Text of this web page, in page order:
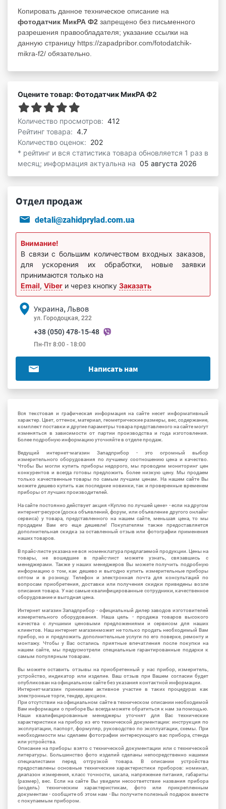
Копировать данное техническое описание на
фотодатчик МикРА Ф2 запрещено без письменного
разрешения правообладателя; указание ссылки на
данную страницу https://zapadpribor.com/fotodatchik-
mikra-f2/ обязательно.
Оцените товар: Фотодатчик МикРА Ф2
Количество просмотров: 412
Рейтинг товара: 4.7
Количество оценок: 202
* рейтинг и вся статистика товара обновляется 1 раз в
месяц; информация актуальна на 05 августа 2026
Отдел продаж
detali@zahidprylad.com.ua
Внимание!
В связи с большим количеством входных заказов,
для ускорения их обработки, новые заявки
принимаются только на
Email, Viber и через кнопку Заказать
Украина, Львов
ул. Городоцкая, 222
+38 (050) 478-15-48
Пн-Пт 8:00 - 18:00
Написать нам
Вся текстовая и графическая информация на сайте несет информативный
характер. Цвет, оттенок, материал, геометрические размеры, вес, содержание,
комплект поставки и другие параметры товара представленого на сайте могут
изменяться в зависимости от партии производства и года изготовления.
Более подробную информацию уточняйте в отделе продаж.
Ведущий интернет-магазин Западприбор - это огромный выбор
измерительного оборудования по лучшему соотношению цена и качество.
Чтобы Вы могли купить приборы недорого, мы проводим мониторинг цен
конкурентов и всегда готовы предложить более низкую цену. Мы продаем
только качественные товары по самым лучшим ценам. На нашем сайте Вы
можете дешево купить как последние новинки, так и проверенные временем
приборы от лучших производителей.
На сайте постоянно действует акция «Куплю по лучшей цене» - если на другом
интернет-ресурсе (доска объявлений, форум, или объявление другого онлайн-
сервиса) у товара, представленного на нашем сайте, меньшая цена, то мы
продадим Вам его еще дешевле! Покупателям также предоставляется
дополнительная скидка за оставленный отзыв или фотографии применения
наших товаров.
В прайс-листе указана не вся номенклатура предлагаемой продукции. Цены на
товары, не вошедшие в прайс-лист можете узнать, связавшись с
менеджерами. Также у наших менеджеров Вы можете получить подробную
информацию о том, как дешево и выгодно купить измерительные приборы
оптом и в розницу. Телефон и электронная почта для консультаций по
вопросам приобретения, доставки или получения скидки приведены возле
описания товара. У нас самые квалифицированные сотрудники, качественное
оборудование и выгодная цена.
Интернет магазин Западприбор - официальный дилер заводов изготовителей
измерительного оборудования. Наша цель - продажа товаров высокого
качества с лучшими ценовыми предложениями и сервисом для наших
клиентов. Наш интернет магазинможет не только продать необходимый Вам
прибор, но и предложить дополнительные услуги по его поверке, ремонту и
монтажу. Чтобы у Вас остались приятные впечатления после покупки на
нашем сайте, мы предусмотрели специальные гарантированные подарки к
самым популярным товарам.
Вы можете оставить отзывы на приобретенный у нас прибор, измеритель,
устройство, индикатор или изделие. Ваш отзыв при Вашем согласии будет
опубликован на официальном сайте без указания контактной информации.
Интернет-магазин принимаем активное участие в таких процедурах как
электронные торги, тендер, аукцион.
При отсутствии на официальном сайте в техническом описании необходимой
Вам информации о приборе Вы всегда можете обратиться к нам за помощью.
Наши квалифицированные менеджеры уточнят для Вас технические
характеристики на прибор из его технической документации: инструкция по
эксплуатации, паспорт, формуляр, руководство по эксплуатации, схемы. При
необходимости мы сделаем фотографии интересующего вас прибора, стенда
или устройства.
Описание на приборы взято с технической документации или с технической
литературы. Большинство фото изделий сделаны непосредственно нашими
специалистами перед отгрузкой товара. В описании устройства
предоставлены основные технические характеристики приборов: номинал,
диапазон измерения, класс точности, шкала, напряжение питания, габариты
(размер), вес. Если на сайте Вы увидели несоответствие названия прибора
(модель) техническим характеристикам, фото или прикрепленным
документам - сообщите об этом нам - Вы получите полезный подарок вместе
с покупаемым прибором.